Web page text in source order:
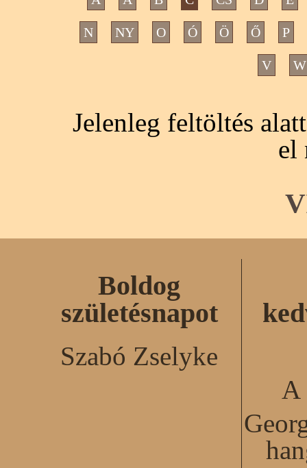
N NY O Ó Ö Ő P
V W
Jelenleg feltöltés
el
Boldog
születésnapot
Szabó Zselyke
A